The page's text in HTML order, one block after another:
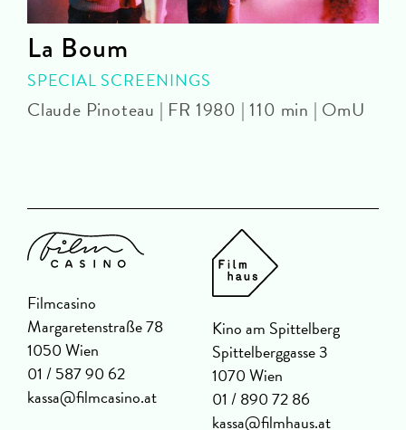
La Boum
SPECIAL SCREENINGS
Claude Pinoteau | FR 1980 | 110 min | OmU
Filmcasino
Margaretenstraße 78
1050 Wien
01 / 587 90 62
kassa@filmcasino.at
Kino am Spittelberg
Spittelberggasse 3
1070 Wien
01 / 890 72 86
kassa@filmhaus.at